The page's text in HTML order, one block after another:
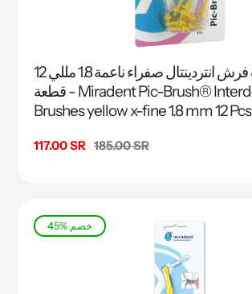
ميرادينت فرش انتردينتال صفراء ناعمة 1.8 مللي 12
قطعة - Miradent Pic-Brush® Interdental
Brushes yellow x-fine 1.8 mm 12 Pcs
سعر
117.00 SR السعر
185.00 SR
45% خصم